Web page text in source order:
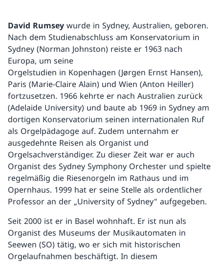
David Rumsey wurde in Sydney, Australien, geboren.
Nach dem Studienabschluss am Konservatorium in
Sydney (Norman Johnston) reiste er 1963 nach
Europa, um seine
Orgelstudien in Kopenhagen (Jørgen Ernst Hansen),
Paris (Marie-Claire Alain) und Wien (Anton Heiller)
fortzusetzen. 1966 kehrte er nach Australien zurück
(Adelaide University) und baute ab 1969 in Sydney am
dortigen Konservatorium seinen internationalen Ruf
als Orgelpädagoge auf. Zudem unternahm er
ausgedehnte Reisen als Organist und
Orgelsachverständiger. Zu dieser Zeit war er auch
Organist des Sydney Symphony Orchester und spielte
regelmäßig die Riesenorgeln im Rathaus und im
Opernhaus. 1999 hat er seine Stelle als ordentlicher
Professor an der „University of Sydney" aufgegeben.
Seit 2000 ist er in Basel wohnhaft. Er ist nun als
Organist des Museums der Musikautomaten in
Seewen (SO) tätig, wo er sich mit historischen
Orgelaufnahmen beschäftigt. In diesem